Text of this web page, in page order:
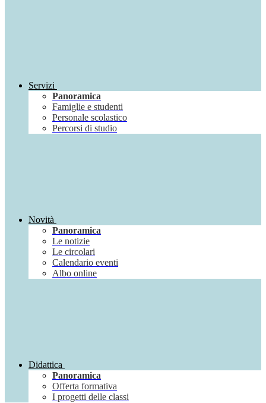
Servizi
Panoramica
Famiglie e studenti
Personale scolastico
Percorsi di studio
Novità
Panoramica
Le notizie
Le circolari
Calendario eventi
Albo online
Didattica
Panoramica
Offerta formativa
I progetti delle classi